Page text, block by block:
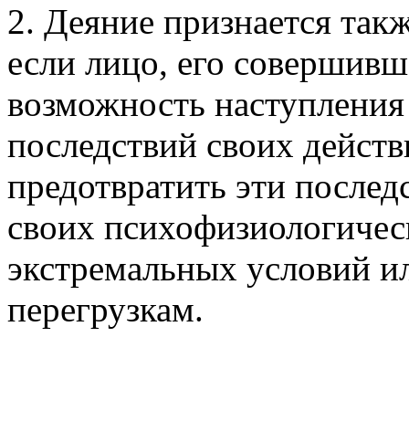
2. Деяние признается
если лицо, его
возможность
последствий своих
предотвратить эти
своих
экстремальных условий
перегрузкам.